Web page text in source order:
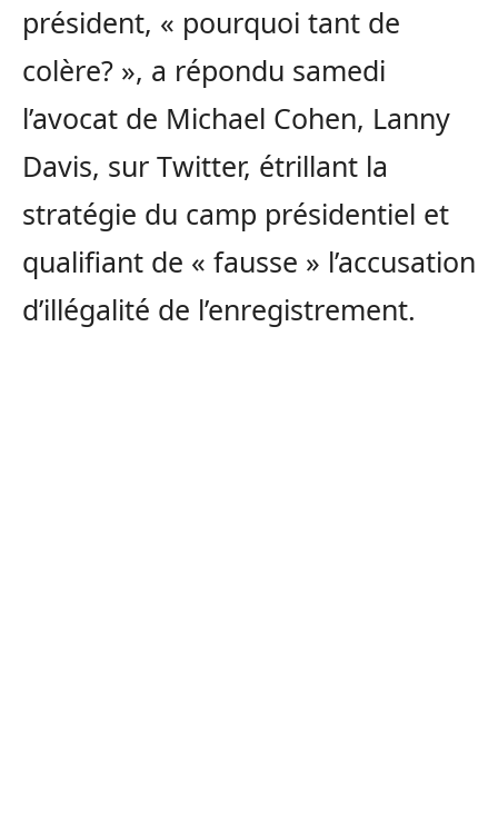
président, « pourquoi tant de
colère? », a répondu samedi
l’avocat de Michael Cohen, Lanny
Davis, sur Twitter, étrillant la
stratégie du camp présidentiel et
qualifiant de « fausse » l’accusation
d’illégalité de l’enregistrement.